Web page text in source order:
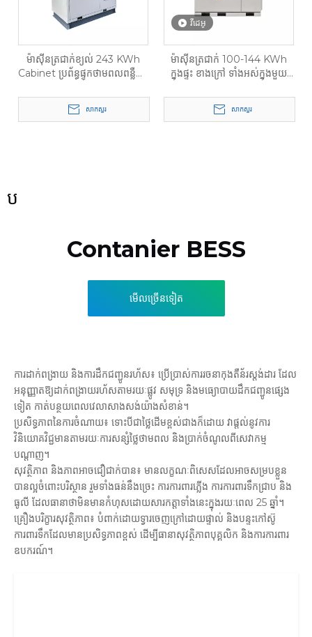
ម៉ាស៊ីនត្រជាក់ខ្យល់ 243 KWh
Cabinet ប្រព័ន្ធផ្ទុកថាមពលពន្លឺព្រះ
ពាណិជ្ជកម្ម
សាកសួរ
វីដេអូ
ម៉ាស៊ីនត្រជាក់ 100-144 KWh
ក្នុងផ្ទះ ខាងក្រៅ ទាំងអស់ក្នុងមួយ
សាកសួរ
ប
Contanier BESS
មើលច្រើនទៀត
ការដាក់ពង្រាយ និងការដឹកជញ្ជូនរហ័ស៖ ប្រើប្រាស់ការរចនាកុងតឺន័រស្តង់ដារ ដែល
អនុញ្ញាតឱ្យដាក់ពង្រាយរហ័សតាមរយៈផ្លូវ សមុទ្រ និងមធ្យោបាយដឹកជញ្ជូនផ្សេង
ទៀត កាត់បន្ថយពេលវេលាសាងសង់យ៉ាងសំខាន់។
ប្រសិទ្ធភាពនៃការចំណាយ៖ ទោះបីជាថ្លៃដើមខ្ពស់ជាងក៏ដោយ វាផ្តល់នូវការ
វិនិយោគវិជ្ជមានតាមរយៈការសន្សំថ្លៃថាមពល និងប្រាក់ចំណូលពីសេវាកម្ម
បណ្តាញ។
សុវត្ថិភាព និងភាពអាចជឿជាក់បាន៖ មានលក្ខណៈពិសេសដែលអាចសម្របខ្លួន
បានល្អចំពោះបរិស្ថាន រួមទាំងធន់នឹងច្រេះ ការការពារភ្លើង ការការពារទឹកជ្រាប និង
ធូលី ដែលធានាថាមិនមានកំហុសដោយសារកត្តាទាំងនេះក្នុងរយៈពេល 25 ឆ្នាំ។
គ្រឿងបរិក្ខារសុវត្ថិភាព៖ បំពាក់ដោយទ្វារចេញក្រៅដោយផ្ទាល់ និងបន្ទះកៅស៊ូ
ការពារទឹកដែលមានប្រសិទ្ធភាពខ្ពស់ ដើម្បីធានាសុវត្ថិភាពបុគ្គលិក និងការការពារ
ឧបករណ៍។